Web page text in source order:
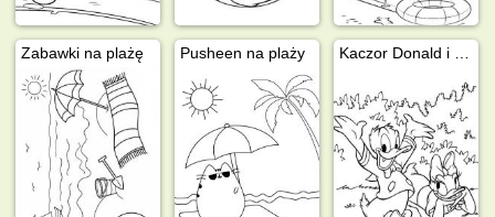
Zabawki na plażę Pusheen na plaży